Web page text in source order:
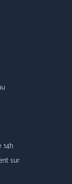
sur